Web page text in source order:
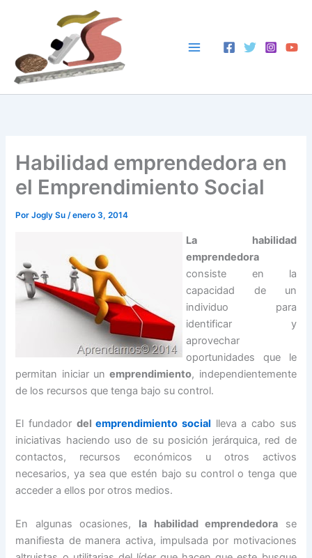
Habilidad emprendedora en
el Emprendimiento Social
PorJogly Su/enero 3, 2014
La habilidad
emprendedora
consiste en la
capacidad de un
individuo para
identificar y
aprovechar
oportunidades que le
permitan iniciar unemprendimiento, independientemente
de los recursos que tenga bajo su control.
El fundador delemprendimiento social lleva a cabo sus
iniciativas haciendo uso de su posición jerárquica, red de
contactos, recursos económicos u otros activos
necesarios, ya sea que estén bajo su control o tenga que
acceder a ellos por otros medios.
En algunas ocasiones, la habilidad emprendedora se
manifiesta de manera activa, impulsada por motivaciones